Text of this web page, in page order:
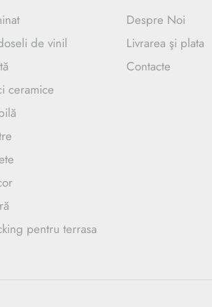
de vinil
ceramice
pentru terrasa
Despre Noi
Livrarea şi plata
Contacte